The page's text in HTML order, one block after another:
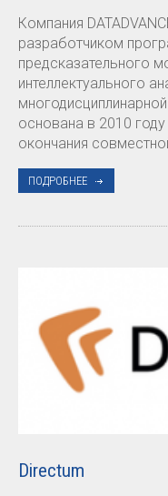
Компания
разработчиком
предсказательного
интеллектуального
основана в 2010
окончания
ПОДРОБНЕЕ
Directum